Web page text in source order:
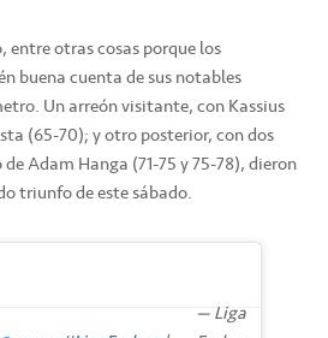
entre otras cosas porque los
buena cuenta de sus notables
Un arreón visitante, con Kassius
(65-70); y otro posterior, con dos
Adam Hanga (71-75 y 75-78), dieron
triunfo de este sábado.
— Liga